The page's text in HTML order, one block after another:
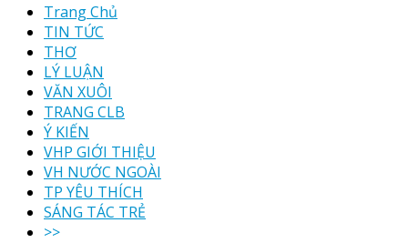
Trang Chủ
TIN TỨC
THƠ
LÝ LUẬN
VĂN XUÔI
TRANG CLB
Ý KIẾN
VHP GIỚI THIỆU
VH NƯỚC NGOÀI
TP YÊU THÍCH
SÁNG TÁC TRẺ
>>